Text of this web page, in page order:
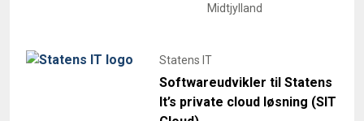
Midtjylland
Statens IT
Softwareudvikler til Statens
It’s private cloud løsning (SIT